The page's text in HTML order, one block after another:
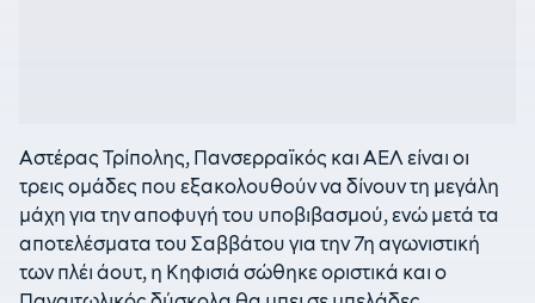
Αστέρας Τρίπολης, Πανσερραϊκός και ΑΕΛ είναι οι
τρεις ομάδες που εξακολουθούν να δίνουν τη μεγάλη
μάχη για την αποφυγή του υποβιβασμού, ενώ μετά τα
αποτελέσματα του Σαββάτου για την 7η αγωνιστική
των πλέι άουτ, η Κηφισιά σώθηκε οριστικά και ο